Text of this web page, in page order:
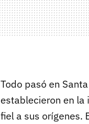
Todo pasó en
establecieron en la
fiel a sus orígenes.